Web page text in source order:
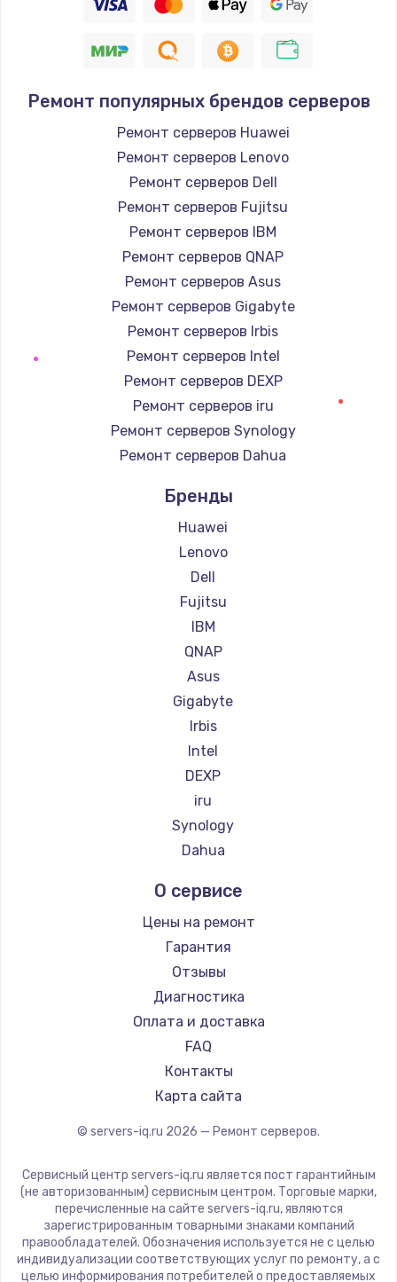
1200 руб.
Настройка ОС
Заказать
Чистка от пыли
Заказать
Замена южного моста
Заказать
Замена контроллера питания
1490 руб.
Замена тачпада
Заказать
Заказать
Замена материнской платы
Заказать
Ремонт популярных брендов серверов
Ремонт серверов Huawei
Ремонт серверов Lenovo
Ремонт серверов Dell
Ремонт серверов Fujitsu
Ремонт серверов IBM
Ремонт серверов QNAP
Ремонт серверов Asus
Ремонт серверов Gigabyte
Ремонт серверов Irbis
Ремонт серверов Intel
Ремонт серверов DEXP
Ремонт серверов iru
Ремонт серверов Synology
Ремонт серверов Dahua
Бренды
Huawei
Lenovo
Dell
Fujitsu
IBM
QNAP
Asus
Gigabyte
Irbis
Intel
DEXP
iru
Synology
Dahua
О сервисе
Цены на ремонт
Гарантия
Отзывы
Диагностика
Оплата и доставка
FAQ
Контакты
Карта сайта
© servers-iq.ru 2026 — Ремонт серверов.
Сервисный центр servers-iq.ru является пост гарантийным
(не авторизованным) сервисным центром. Торговые марки,
перечисленные на сайте servers-iq.ru, являются
зарегистрированным товарными знаками компаний
правообладателей. Обозначения используется не с целью
индивидуализации соответствующих услуг по ремонту, а с
целью информирования потребителей о предоставляемых